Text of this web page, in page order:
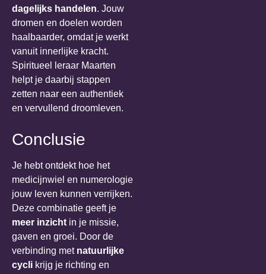
dagelijks handelen. Jouw
dromen en doelen worden
haalbaarder, omdat je werkt
vanuit innerlijke kracht.
Spiritueel leraar Maarten
helpt je daarbij stappen
zetten naar een authentiek
en vervullend droomleven.
Conclusie
Je hebt ontdekt hoe het
medicijnwiel en numerologie
jouw leven kunnen verrijken.
Deze combinatie geeft je
meer inzicht in je missie,
gaven en groei. Door de
verbinding met natuurlijke
cycli krijg je richting en